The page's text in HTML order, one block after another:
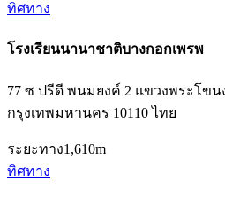
ทิศทาง
โรงเรียนนานาชาติบางกอกเพรพ
77 ซ ปรีดี พนมยงค์ 2 แขวงพระโข
กรุงเทพมหานคร 10110 ไทย
ระยะทาง1,610m
ทิศทาง